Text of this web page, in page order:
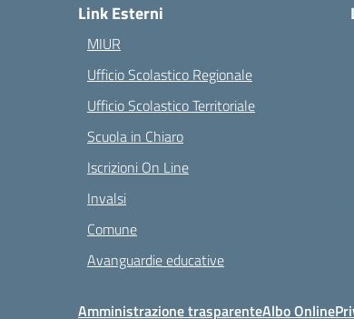
Link Esterni
MIUR
Ufficio Scolastico Regionale
Ufficio Scolastico Territoriale
Scuola in Chiaro
Iscrizioni On Line
Invalsi
Comune
Avanguardie educative
Amministrazione trasparenteAlbo Online